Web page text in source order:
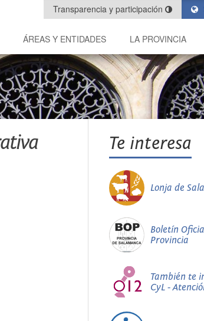
Transparencia y participación
ÁREAS Y ENTIDADES LA PROVINCIA
Te interesa
Lonja de
Boletín
Provincia
También te
CyL -